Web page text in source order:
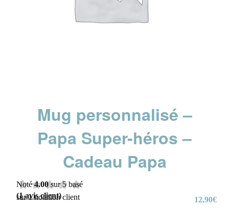
Mug personnalisé –
Papa Super-héros –
Cadeau Papa
Noté4.00 sur 5 basé
sur1notation client
(1avis client) 12,90€